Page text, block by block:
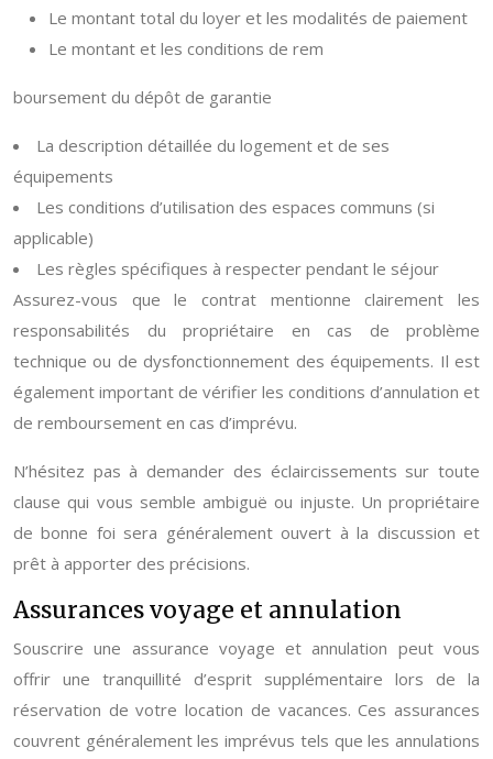
Le montant total du loyer et les modalités de paiement
Le montant et les conditions de rem
boursement du dépôt de garantie
La description détaillée du logement et de ses
équipements
Les conditions d’utilisation des espaces communs (si
applicable)
Les règles spécifiques à respecter pendant le séjour
Assurez-vous que le contrat mentionne clairement les
responsabilités du propriétaire en cas de problème
technique ou de dysfonctionnement des équipements. Il est
également important de vérifier les conditions d’annulation et
de remboursement en cas d’imprévu.
N’hésitez pas à demander des éclaircissements sur toute
clause qui vous semble ambiguë ou injuste. Un propriétaire
de bonne foi sera généralement ouvert à la discussion et
prêt à apporter des précisions.
Assurances voyage et annulation
Souscrire une assurance voyage et annulation peut vous
offrir une tranquillité d’esprit supplémentaire lors de la
réservation de votre location de vacances. Ces assurances
couvrent généralement les imprévus tels que les annulations